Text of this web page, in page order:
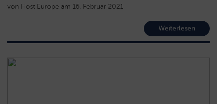
von Host Europe am 16. Februar 2021
Weiterlesen